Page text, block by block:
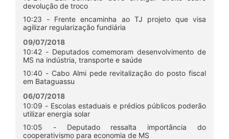
devolução de troco
10:23 - Frente encaminha ao TJ projeto que visa
agilizar regularização fundiária
09/07/2018
10:42 - Deputados comemoram desenvolvimento de
MS na indústria, transporte e saúde
10:40 - Cabo Almi pede revitalização do posto fiscal
em Bataguassu
06/07/2018
10:09 - Escolas estaduais e prédios públicos poderão
utilizar energia solar
10:05 - Deputado ressalta importância do
cooperativismo para economia de MS